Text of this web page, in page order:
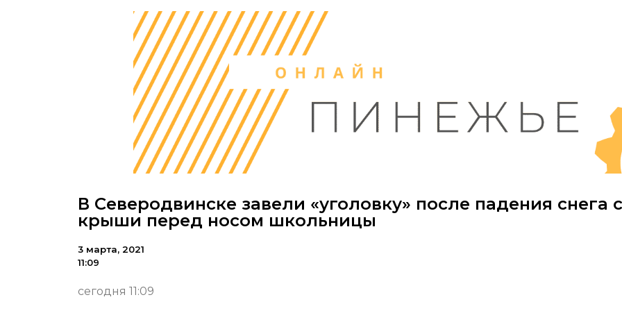
В Северодвинске завели «уголовку» после падения снега с
крыши перед носом школьницы
3 марта, 2021
11:09
сегодня 11:09